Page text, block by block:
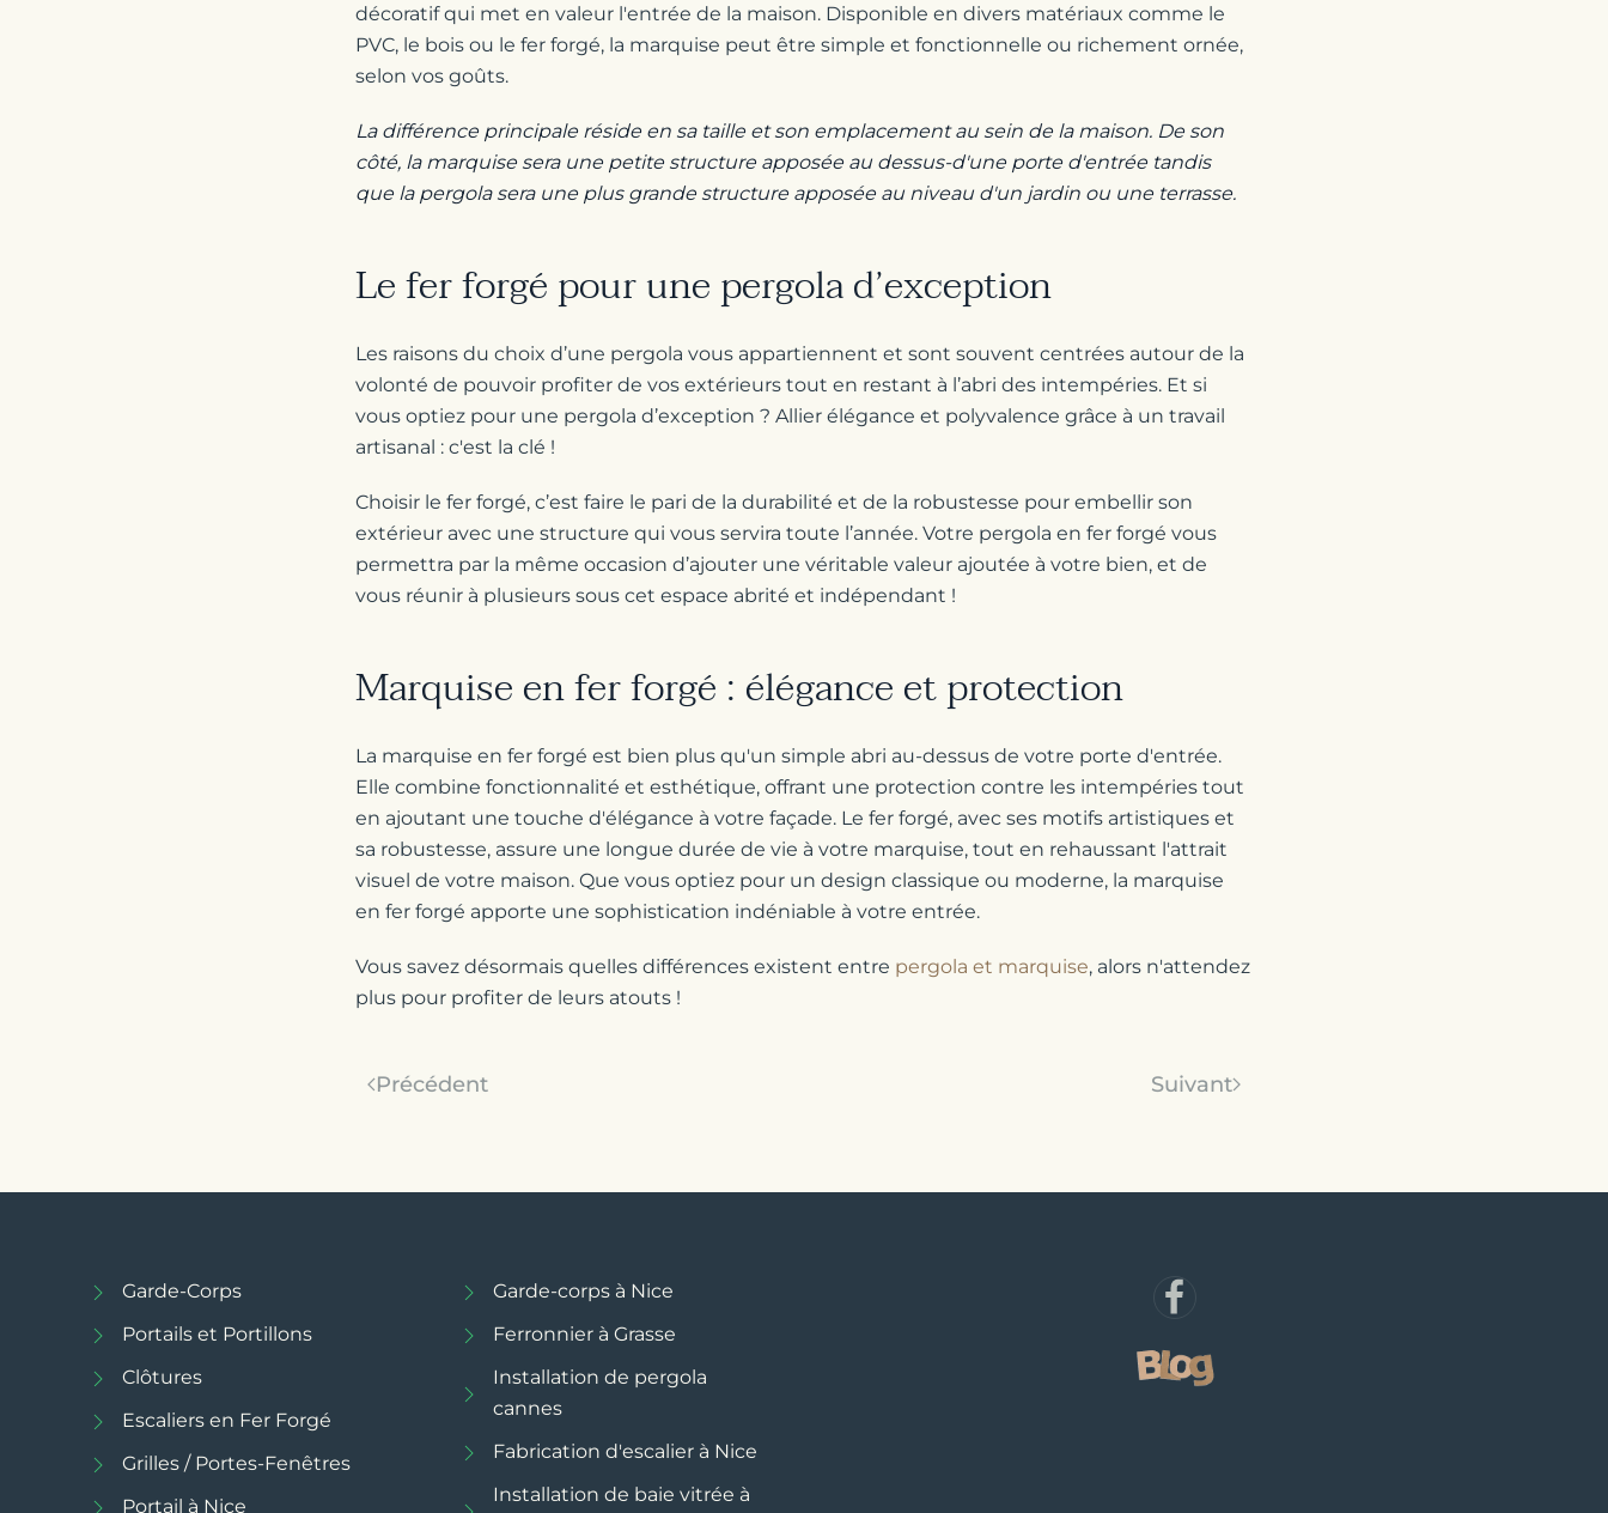
décoratif qui met en valeur l'entrée de la maison. Disponible en divers matériaux comme le
PVC, le bois ou le fer forgé, la marquise peut être simple et fonctionnelle ou richement ornée,
selon vos goûts.
La différence principale réside en sa taille et son emplacement au sein de la maison. De son
côté, la marquise sera une petite structure apposée au dessus-d'une porte d'entrée tandis
que la pergola sera une plus grande structure apposée au niveau d'un jardin ou une terrasse.
Le fer forgé pour une pergola d’exception
Les raisons du choix d’une pergola vous appartiennent et sont souvent centrées autour de la
volonté de pouvoir profiter de vos extérieurs tout en restant à l’abri des intempéries. Et si
vous optiez pour une pergola d’exception ? Allier élégance et polyvalence grâce à un travail
artisanal : c'est la clé !
Choisir le fer forgé, c’est faire le pari de la durabilité et de la robustesse pour embellir son
extérieur avec une structure qui vous servira toute l’année. Votre pergola en fer forgé vous
permettra par la même occasion d’ajouter une véritable valeur ajoutée à votre bien, et de
vous réunir à plusieurs sous cet espace abrité et indépendant !
Marquise en fer forgé : élégance et protection
La marquise en fer forgé est bien plus qu'un simple abri au-dessus de votre porte d'entrée.
Elle combine fonctionnalité et esthétique, offrant une protection contre les intempéries tout
en ajoutant une touche d'élégance à votre façade. Le fer forgé, avec ses motifs artistiques et
sa robustesse, assure une longue durée de vie à votre marquise, tout en rehaussant l'attrait
visuel de votre maison. Que vous optiez pour un design classique ou moderne, la marquise
en fer forgé apporte une sophistication indéniable à votre entrée.
Vous savez désormais quelles différences existent entre pergola et marquise, alors n'attendez
plus pour profiter de leurs atouts !
Précédent Suivant
Garde-Corps
Portails et Portillons
Clôtures
Escaliers en Fer Forgé
Grilles / Portes-Fenêtres
Portail à Nice
Garde-corps à Nice
Ferronnier à Grasse
Installation de pergola
cannes
Fabrication d'escalier à Nice
Installation de baie vitrée à